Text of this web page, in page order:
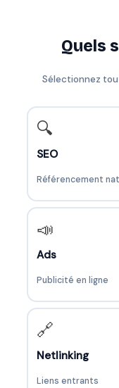
Quels
Sélectionnez
🔍
SEO
Référencement
📣
Ads
Publicité en ligne
🔗
Netlinking
Liens entrants